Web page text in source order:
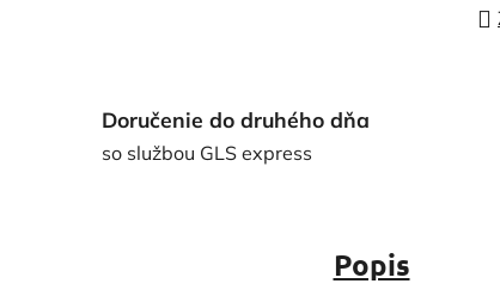
Doručenie do druhého dňa
so službou GLS express
Popis